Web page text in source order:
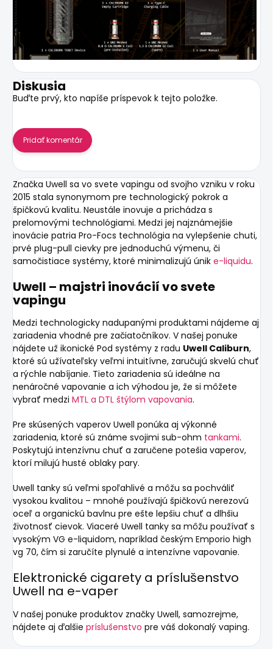
Diskusia
Buďte prvý, kto napíše príspevok k tejto položke.
Pridať komentár
Značka Uwell sa vo svete vapingu od svojho vzniku v roku
2015 stala synonymom pre technologický pokrok a
špičkovú kvalitu. Neustále inovuje a prichádza s
prelomovými technológiami. Medzi jej najznámejšie
inovácie patria Pro-Focs technológia na vylepšenie chuti,
prvé plug-pull cievky pre jednoduchú výmenu, či
samočistiace systémy, ktoré minimalizujú únik e-liquidu.
Uwell – majstri inovácií vo svete
vapingu
Medzi technologicky nadupanými produktami nájdeme aj
zariadenia vhodné pre začiatočníkov. V našej ponuke
nájdete už ikonické Pod systémy z radu Uwell Caliburn,
ktoré sú užívateľsky veľmi intuitívne, zaručujú skvelú chuť
a rýchle nabíjanie. Tieto zariadenia sú ideálne na
nenáročné vapovanie a ich výhodou je, že si môžete
vybrať medzi MTL a DTL štýlom vapovania.
Pre skúsených vaperov Uwell ponúka aj výkonné
zariadenia, ktoré sú známe svojimi sub-ohm tankami.
Poskytujú intenzívnu chuť a zaručene potešia vaperov,
ktorí milujú husté oblaky pary.
Uwell tanky sú veľmi spoľahlivé a môžu sa pochváliť
vysokou kvalitou – mnohé používajú špičkovú nerezovú
oceľ a organickú bavlnu pre ešte lepšiu chuť a dlhšiu
životnosť cievok. Viaceré Uwell tanky sa môžu používať s
vysokým VG e-liquidom, napríklad českým Emporio high
vg 70, čím si zaručíte plynulé a intenzívne vapovanie.
Elektronické cigarety a príslušenstvo
Uwell na e-vaper
V našej ponuke produktov značky Uwell, samozrejme,
nájdete aj ďalšie príslušenstvo pre váš dokonalý vaping.